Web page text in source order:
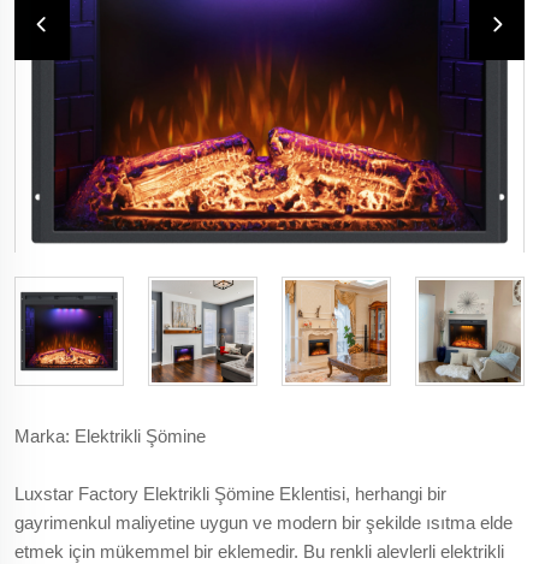
Marka: Elektrikli Şömine
Luxstar Factory Elektrikli Şömine Eklentisi, herhangi bir
gayrimenkul maliyetine uygun ve modern bir şekilde ısıtma elde
etmek için mükemmel bir eklemedir. Bu renkli alevlerli elektrikli